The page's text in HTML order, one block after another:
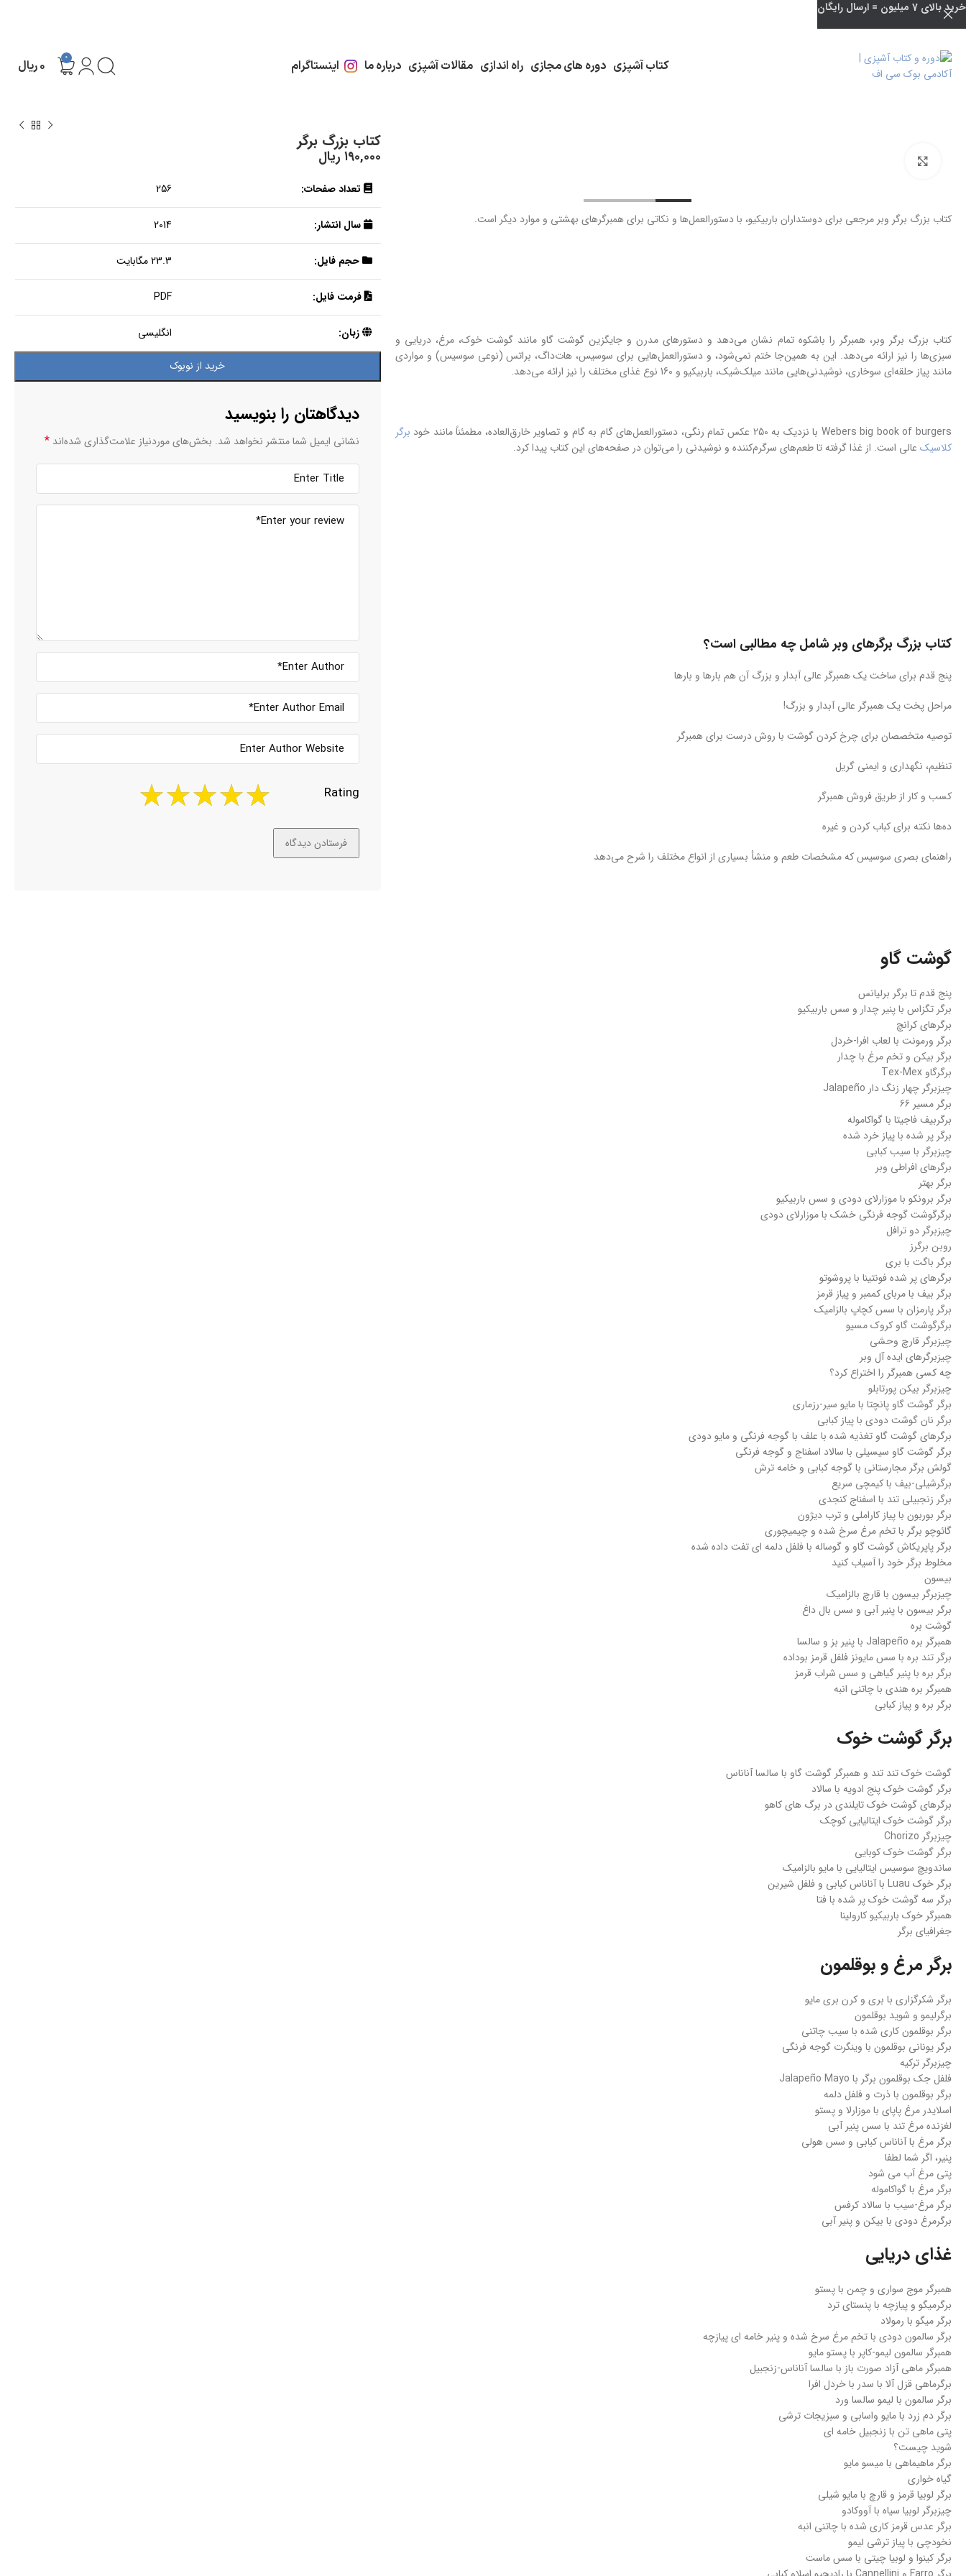
کتاب آشپزی دوره های مجازی راه اندازی مقالات آشپزی درباره ما اینستاگرام 0 ۰ریال
کتاب بزرگ برگر وبر مرجعی برای دوستداران باربیکیو، با دستورالعمل‌ها و نکاتی برای همبرگرهای بهشتی و موارد دیگر است.
کتاب بزرگ برگر وبر، همبرگر را باشکوه تمام نشان می‌دهد و دستورهای مدرن و جایگزین گوشت گاو مانند گوشت خوک، مرغ، دریایی و
سبزی‌ها را نیز ارائه می‌دهد. این به همین‌جا ختم نمی‌شود، و دستورالعمل‌هایی برای سوسیس، هات‌داگ، براتس (نوعی سوسیس) و مواردی
مانند پیاز حلقه‌ای سوخاری، نوشیدنی‌هایی مانند میلک‌شیک، باربیکیو و 160 نوع غذای مختلف را نیز ارائه می‌دهد.
Webers big book of burgers با نزدیک به 250 عکس تمام‌ رنگی، دستورالعمل‌های گام‌ به‌ گام و تصاویر خارق‌العاده، مطمئناً مانند خود
برگر
کلاسیک عالی است. از غذا گرفته تا طعم‌های سرگرم‌کننده و نوشیدنی را می‌توان در صفحه‌های این کتاب پیدا کرد.
کتاب بزرگ برگرهای وبر شامل چه مطالبی است؟
پنج قدم برای ساخت یک همبرگر عالی آبدار و بزرگ آن هم بارها و بارها
مراحل پخت یک همبرگر عالی آبدار و بزرگ!
توصیه متخصصان برای چرخ کردن گوشت با روش درست برای همبرگر
تنظیم، نگهداری و ایمنی گریل
کسب‌ و کار از طریق فروش همبرگر
ده‌ها نکته برای کباب کردن و غیره
راهنمای بصری سوسیس که مشخصات طعم و منشأ بسیاری از انواع مختلف را شرح می‌دهد
گوشت گاو
پنج قدم تا برگر برلیانس
برگر تگزاس با پنیر چدار و سس باربیکیو
برگرهای کرانچ
برگر ورمونت با لعاب افرا-خردل
برگر بیکن و تخم مرغ با چدار
برگرگاو Tex-Mex
چیزبرگر چهار زنگ دار Jalapeño
برگر مسیر 66
برگربیف فاجیتا با گواکاموله
برگر پر شده با پیاز خرد شده
چیزبرگر با سیب کبابی
برگرهای افراطی وبر
برگر بهتر
برگر برونکو با موزارلای دودی و سس باربیکیو
برگرگوشت گوجه فرنگی خشک با موزارلای دودی
چیزبرگر دو ترافل
روبن برگرز
برگر باگت با بری
برگرهای پر شده فونتینا با پروشوتو
برگر بیف با مربای کممبر و پیاز قرمز
برگر پارمزان با سس کچاپ بالزامیک
برگرگوشت گاو کروک مسیو
چیزبرگر قارچ وحشی
چیزبرگرهای ایده آل وبر
چه کسی همبرگر را اختراع کرد؟
چیزبرگر بیکن پورتابلو
برگر گوشت گاو پانچتا با مایو سیر-رزماری
برگر نان گوشت دودی با پیاز کبابی
برگرهای گوشت گاو تغذیه شده با علف با گوجه فرنگی و مایو دودی
برگر گوشت گاو سیسیلی با سالاد اسفناج و گوجه فرنگی
گولش برگر مجارستانی با گوجه کبابی و خامه ترش
برگرشیلی-بیف با کیمچی سریع
برگر زنجبیلی تند با اسفناج کنجدی
برگر بوربون با پیاز کاراملی و ترب دیژون
گائوچو برگر با تخم مرغ سرخ شده و چیمیچوری
برگر پاپریکاش گوشت گاو و گوساله با فلفل دلمه ای تفت داده شده
مخلوط برگر خود را آسیاب کنید
بیسون
چیزبرگر بیسون با قارچ بالزامیک
برگر بیسون با پنیر آبی و سس بال داغ
گوشت بره
همبرگر بره Jalapeño با پنیر بز و سالسا
برگر تند بره با سس مایونز فلفل قرمز بوداده
برگر بره با پنیر گیاهی و سس شراب قرمز
همبرگر بره هندی با چاتنی انبه
برگر بره و پیاز کبابی
برگر گوشت خوک
گوشت خوک تند تند و همبرگر گوشت گاو با سالسا آناناس
برگر گوشت خوک پنج ادویه با سالاد
برگرهای گوشت خوک تایلندی در برگ های کاهو
برگر گوشت خوک ایتالیایی کوچک
چیزبرگر Chorizo
برگر گوشت خوک کوبایی
ساندویچ سوسیس ایتالیایی با مایو بالزامیک
برگر خوک Luau با آناناس کبابی و فلفل شیرین
برگر سه گوشت خوک پر شده با فتا
همبرگر خوک باربیکیو کارولینا
جغرافیای برگر
برگر مرغ و بوقلمون
برگر شکرگزاری با بری و کرن بری مایو
برگرلیمو و شوید بوقلمون
برگر بوقلمون کاری شده با سیب چاتنی
برگر یونانی بوقلمون با وینگرت گوجه فرنگی
چیزبرگر ترکیه
فلفل جک بوقلمون برگر با Jalapeño Mayo
برگر بوقلمون با ذرت و فلفل دلمه
اسلایدر مرغ پاپای با موزارلا و پستو
لغزنده مرغ تند با سس پنیر آبی
برگر مرغ با آناناس کبابی و سس هولی
پنیر، اگر شما لطفا
پتی مرغ آب می شود
برگر مرغ با گواکاموله
برگر مرغ-سیب با سالاد کرفس
برگرمرغ دودی با بیکن و پنیر آبی
غذای دریایی
همبرگر موج سواری و چمن با پستو
برگرمیگو و پیازچه با پنستای ترد
برگر میگو با رمولاد
برگر سالمون دودی با تخم مرغ سرخ شده و پنیر خامه ای پیازچه
همبرگر سالمون لیمو-کاپر با پستو مایو
همبرگر ماهی آزاد صورت باز با سالسا آناناس-زنجبیل
برگرماهی قزل آلا با سدر با خردل افرا
برگر سالمون با لیمو سالسا ورد
برگر دم زرد با مایو واسابی و سبزیجات ترشی
پتی ماهی تن با زنجبیل خامه ای
شوید چیست؟
برگر ماهیماهی با میسو مایو
گیاه خواری
برگر لوبیا قرمز و قارچ با مایو شیلی
چیزبرگر لوبیا سیاه با آووکادو
برگر عدس قرمز کاری شده با چاتنی انبه
نخودچی با پیاز ترشی لیمو
برگر کینوا و لوبیا چیتی با سس ماست
کتاب بزرگ برگر
۱۹۰,۰۰۰ ریال
تعداد صفحات: 256
سال انتشار: 2014
حجم فایل: 23.3 مگابایت
فرمت فایل: PDF
زبان: انگلیسی
خرید از نوبوک
دیدگاهتان را بنویسید
نشانی ایمیل شما منتشر نخواهد شد. بخش‌های موردنیاز علامت‌گذاری شده‌اند*
Rating
خرید بالای 7 میلیون = ارسال رایگان